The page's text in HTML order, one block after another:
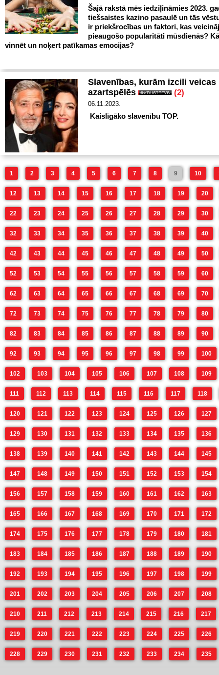
Šajā rakstā mēs iedziļināmies 2023.
tiešsaistes kazino pasaulē un tās
ir priekšrocības un faktori, kas
pieaugošo popularitāti mūsdienās?
vinnēt un noķert patīkamas emocijas?
Slavenības, kurām izcili veicas
azartspēlēs
(2)
06.11.2023.
Kaislīgāko slavenību TOP.
1 2 3 4 5 6 7 8 9 10
12 13 14 15 16 17 18 19 20
22 23 24 25 26 27 28 29 30
32 33 34 35 36 37 38 39 40
42 43 44 45 46 47 48 49 50
52 53 54 55 56 57 58 59 60
62 63 64 65 66 67 68 69 70
72 73 74 75 76 77 78 79 80
82 83 84 85 86 87 88 89 90
92 93 94 95 96 97 98 99 100
102 103 104 105 106 107 108 109
111 112 113 114 115 116 117 118
120 121 122 123 124 125 126 127
129 130 131 132 133 134 135 136
138 139 140 141 142 143 144 145
147 148 149 150 151 152 153 154
156 157 158 159 160 161 162 163
165 166 167 168 169 170 171 172
174 175 176 177 178 179 180 181
183 184 185 186 187 188 189 190
192 193 194 195 196 197 198 199
201 202 203 204 205 206 207 208
210 211 212 213 214 215 216 217
219 220 221 222 223 224 225 226
228 229 230 231 232 233 234 235